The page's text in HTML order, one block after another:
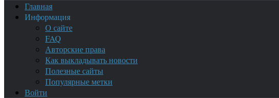
Главная
Информация
О сайте
FAQ
Авторские права
Как выкладывать новости
Полезные сайты
Популярные метки
Войти